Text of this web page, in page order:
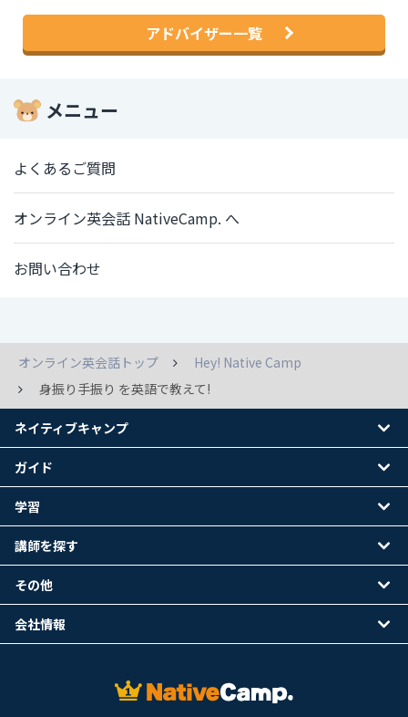
アドバイザー一覧
メニュー
よくあるご質問
オンライン英会話 NativeCamp. へ
お問い合わせ
オンライン英会話トップ
Hey! Native Camp
身振り手振り を英語で教えて!
ネイティブキャンプ
ガイド
学習
講師を探す
その他
会社情報